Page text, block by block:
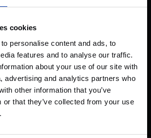
cookies
personalise content and ads, to
features and to analyse our traffic.
about your use of our site with
advertising and analytics partners who
other information that you’ve
or that they’ve collected from your use